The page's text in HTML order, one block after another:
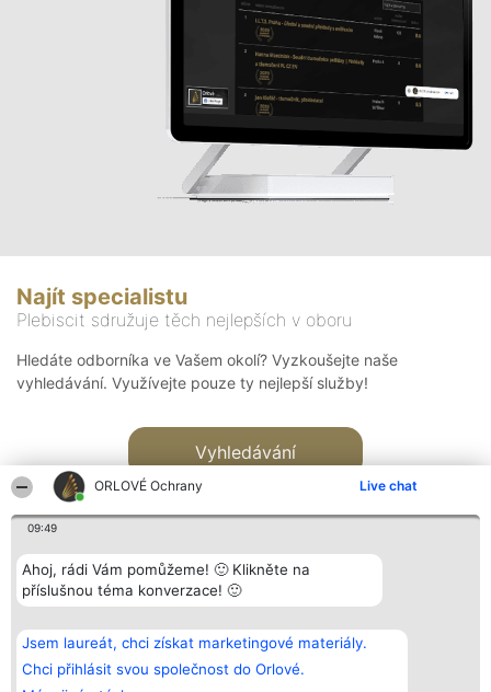
ORLOVÉ Ochrany Live chat
09:49
Ahoj, rádi Vám pomůžeme! 🙂 Klikněte na
příslušnou téma konverzace! 🙂
Jsem laureát, chci získat marketingové materiály.
Chci přihlásit svou společnost do Orlové.
Najít specialistu
Plebiscit sdružuje těch nejlepších v oboru
Hledáte odborníka ve Vašem okolí? Vyzkoušejte naše
vyhledávání. Využívejte pouze ty nejlepší služby!
Vyhledávání
Bright Side Solutions sp. z o.
o. sp. k.
ul. Ruska 22
Wrocław 50-079
Vítězové
Seznam všech
laureátů
Zásady
Kontakt